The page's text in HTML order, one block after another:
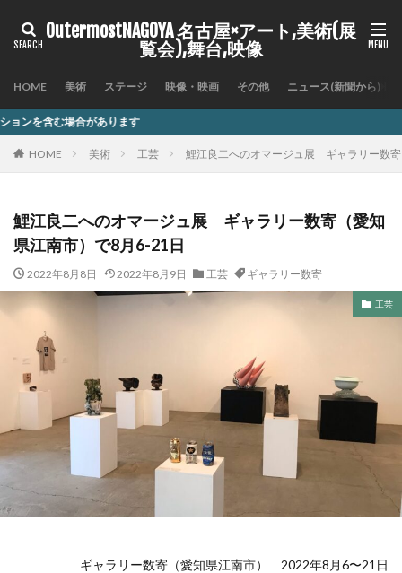
OutermostNAGOYA 名古屋×アート,美術(展
覧会),舞台,映像
HOME 美術 ステージ 映像・映画 その他 ニュース(新聞から)
HOME 美術 工芸 鯉江良二へのオマージュ展 ギャラリー数
鯉江良二へのオマージュ展 ギャラリー数寄（愛知
県江南市）で8月6-21日
2022年8月8日 2022年8月9日 工芸 ギャラリー数寄
工芸
ギャラリー数寄（愛知県江南市） 2022年8月6〜21日